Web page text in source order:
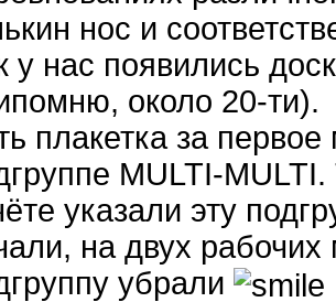
нос и
у нас появились
около 20-ти).
плакетка за
MULTI-
указали эту
на двух
убрали